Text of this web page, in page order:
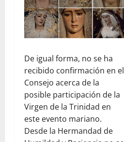
De igual forma, no se ha
recibido confirmación en el
Consejo acerca de la
posible participación de la
Virgen de la Trinidad en
este evento mariano.
Desde la Hermandad de